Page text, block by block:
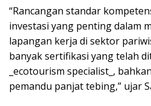
“Rancangan standar
investasi yang penting dalam
lapangan kerja di sektor
banyak sertifikasi yang telah
_ecotourism specialist_,
pemandu panjat tebing,” ujar